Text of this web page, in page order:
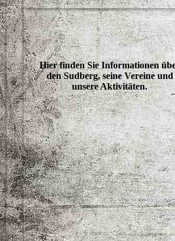
Hier finden Sie Informationen
den Sudberg, seine Vereine und
unsere Aktivitäten.